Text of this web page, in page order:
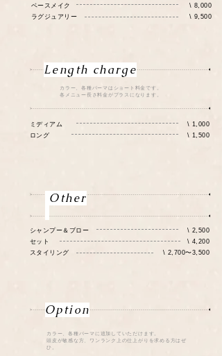
ベースメイク
ラグジュアリー
\ 8,000
\ 9,500
Length charge
カラー、各種パーマはショート料金です。
各メニュー長さ料金がプラスになります。
ミディアム
​ロング
\ 1,000
\ 1,500
Other
\ 2,500
\ 4,200
\ 2,700〜3,500
シャンプー＆ブロー
セット
スタイリング
​Option
カラー、各種パーマに追加していただけます。
​頭皮が敏感な方、ワンランク上の仕上がりを求める方はぜ
ひ。